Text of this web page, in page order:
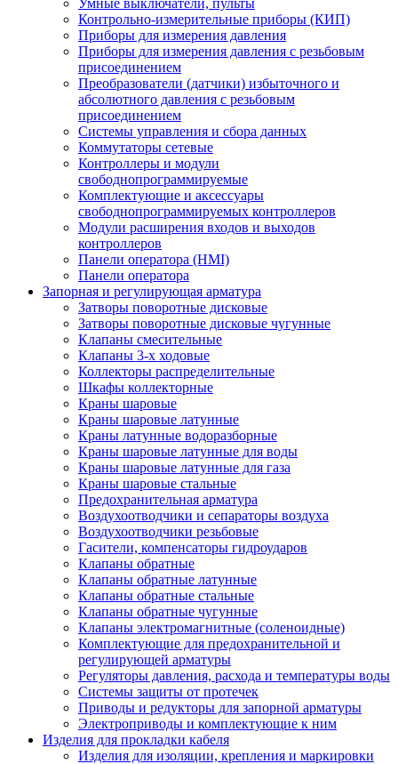
Умные выключатели, пульты
Контрольно-измерительные приборы (КИП)
Приборы для измерения давления
Приборы для измерения давления с резьбовым
присоединением
Преобразователи (датчики) избыточного и
абсолютного давления с резьбовым
присоединением
Системы управления и сбора данных
Коммутаторы сетевые
Контроллеры и модули
свободнопрограммируемые
Комплектующие и аксессуары
свободнопрограммируемых контроллеров
Модули расширения входов и выходов
контроллеров
Панели оператора (HMI)
Панели оператора
Запорная и регулирующая арматура
Затворы поворотные дисковые
Затворы поворотные дисковые чугунные
Клапаны смесительные
Клапаны 3-х ходовые
Коллекторы распределительные
Шкафы коллекторные
Краны шаровые
Краны шаровые латунные
Краны латунные водоразборные
Краны шаровые латунные для воды
Краны шаровые латунные для газа
Краны шаровые стальные
Предохранительная арматура
Воздухоотводчики и сепараторы воздуха
Воздухоотводчики резьбовые
Гасители, компенсаторы гидроударов
Клапаны обратные
Клапаны обратные латунные
Клапаны обратные стальные
Клапаны обратные чугунные
Клапаны электромагнитные (соленоидные)
Комплектующие для предохранительной и
регулирующей арматуры
Регуляторы давления, расхода и температуры воды
Системы защиты от протечек
Приводы и редукторы для запорной арматуры
Электроприводы и комплектующие к ним
Изделия для прокладки кабеля
Изделия для изоляции, крепления и маркировки